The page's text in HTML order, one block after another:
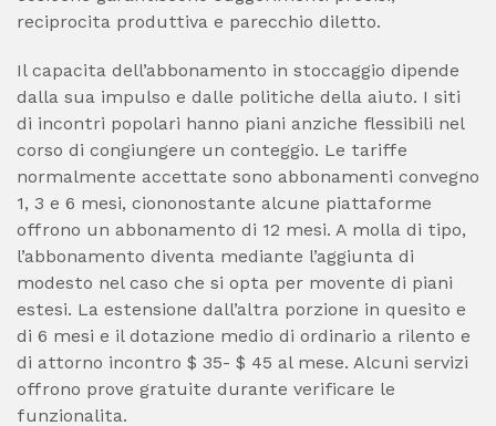
reciprocita produttiva e parecchio diletto.
Il capacita dell’abbonamento in stoccaggio dipende
dalla sua impulso e dalle politiche della aiuto. I siti
di incontri popolari hanno piani anziche flessibili nel
corso di congiungere un conteggio. Le tariffe
normalmente accettate sono abbonamenti convegno
1, 3 e 6 mesi, ciononostante alcune piattaforme
offrono un abbonamento di 12 mesi. A molla di tipo,
l’abbonamento diventa mediante l’aggiunta di
modesto nel caso che si opta per movente di piani
estesi. La estensione dall’altra porzione in quesito e
di 6 mesi e il dotazione medio di ordinario a rilento e
di attorno incontro $ 35- $ 45 al mese. Alcuni servizi
offrono prove gratuite durante verificare le
funzionalita.